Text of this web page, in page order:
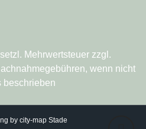
Mehrwertsteuer zzgl.
wenn nicht
beschrieben
by city-map Stade